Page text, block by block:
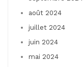
août 2024
juillet 2024
juin 2024
mai 2024